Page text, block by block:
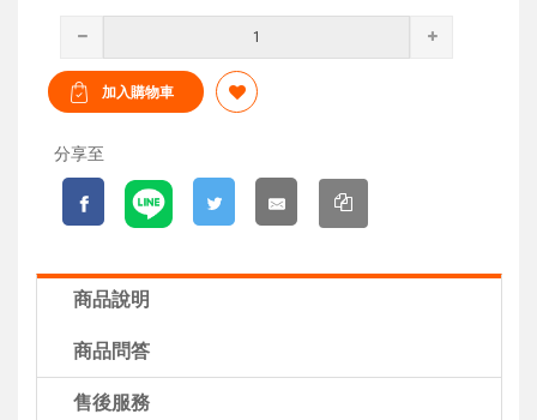
分享至
商品說明
商品問答
售後服務